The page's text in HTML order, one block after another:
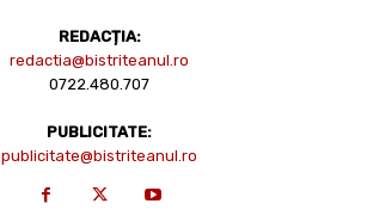
REDACȚIA:
redactia@bistriteanul.ro
0722.480.707
PUBLICITATE:
publicitate@bistriteanul.ro